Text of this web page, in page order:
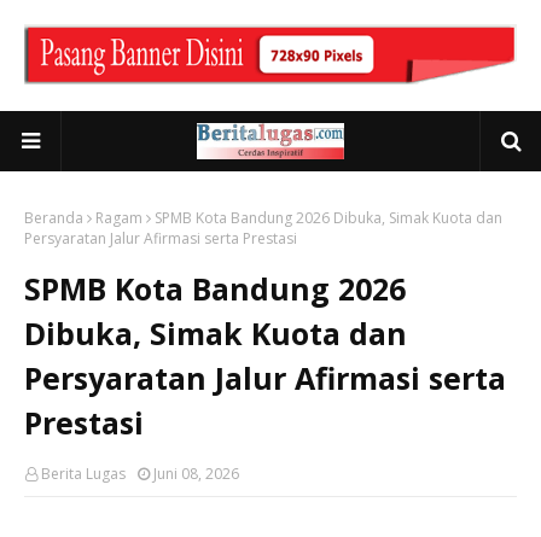
Beranda Ragam
SPMB Kota Bandung 2026 Dibuka, Simak Kuota dan
Persyaratan Jalur Afirmasi serta Prestasi
SPMB Kota Bandung 2026
Dibuka, Simak Kuota dan
Persyaratan Jalur Afirmasi serta
Prestasi
Berita Lugas Juni 08, 2026